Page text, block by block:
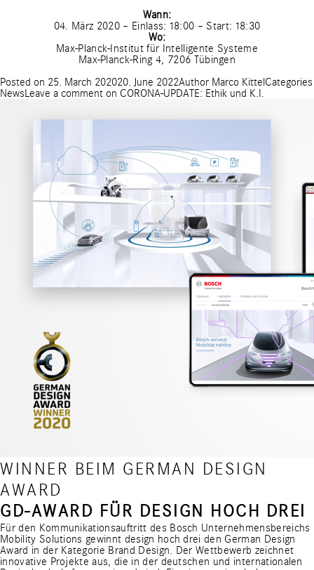
Wann:
04. März 2020 – Einlass: 18:00 – Start: 18:30
Wo:
Max-Planck-Institut für Intelligente Systeme
Max-Planck-Ring 4, 7206 Tübingen
Posted on 25. March 202020. June 2022Author Marco KittelCategories
NewsLeave a comment on CORONA-UPDATE: Ethik und K.I.
WINNER BEIM GERMAN DESIGN
AWARD
GD-AWARD FÜR DESIGN HOCH DREI
Für den Kommunikationsauftritt des Bosch Unternehmensbereichs
Mobility Solutions gewinnt design hoch drei den German Design
Award in der Kategorie Brand Design. Der Wettbewerb zeichnet
innovative Projekte aus, die in der deutschen und internationalen